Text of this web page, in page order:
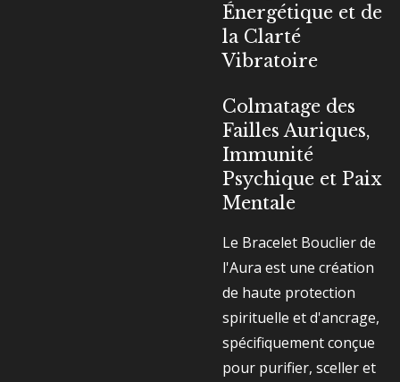
Énergétique et de
la Clarté
Vibratoire
Colmatage des
Failles Auriques,
Immunité
Psychique et Paix
Mentale
Le Bracelet Bouclier de
l'Aura est une création
de haute protection
spirituelle et d'ancrage,
spécifiquement conçue
pour purifier, sceller et